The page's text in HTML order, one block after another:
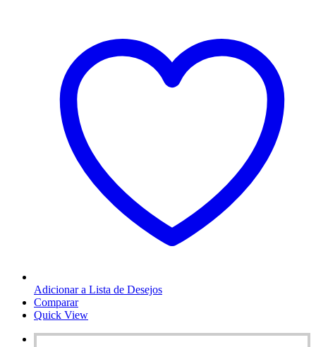
Adicionar a Lista de Desejos
Comparar
Quick View